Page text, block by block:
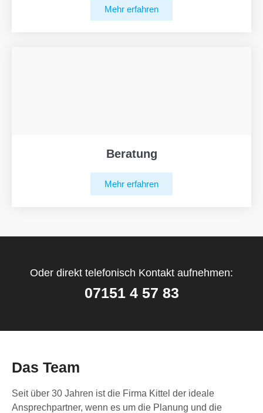
Mehr erfahren
Beratung
Mehr erfahren
Oder direkt telefonisch Kontakt aufnehmen:
07151 4 57 83
Das Team
Seit über 30 Jahren ist die Firma Kittel der ideale
Ansprechpartner, wenn es um die Planung und die